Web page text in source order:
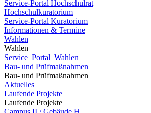
Service-Portal Hochschulrat
Hochschulkuratorium
Service-Portal Kuratorium
Informationen & Termine
Wahlen
Wahlen
Service_Portal_Wahlen
Bau- und Prüfmaßnahmen
Bau- und Prüfmaßnahmen
Aktuelles
Laufende Projekte
Laufende Projekte